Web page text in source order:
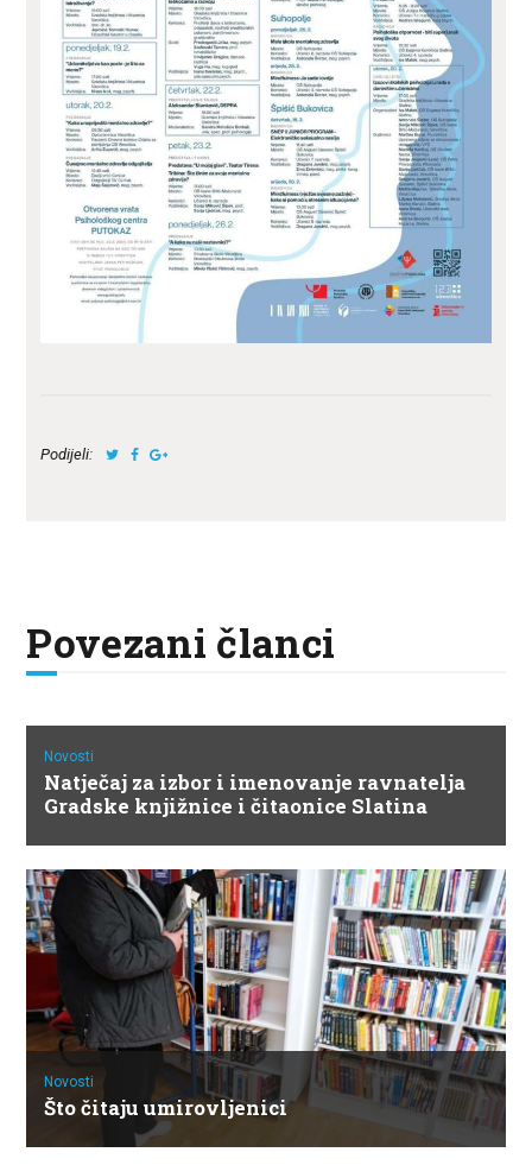
Podijeli:
Povezani članci
Novosti
Natječaj za izbor i imenovanje ravnatelja
Gradske knjižnice i čitaonice Slatina
Novosti
Što čitaju umirovljenici